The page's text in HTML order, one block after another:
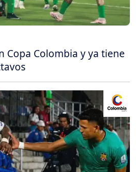
Copa Colombia y ya tiene